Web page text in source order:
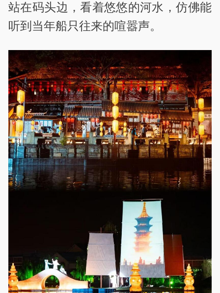
站在码头边，看着悠悠的河水，仿佛能
听到当年船只往来的喧嚣声。